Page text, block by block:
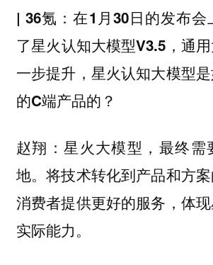
| 36氪：在1月30日的发布
了星火认知大模型V3.5，通
一步提升，星火认知大模型
的C端产品的？
赵翔：星火大模型，最终需
地。将技术转化到产品和方
消费者提供更好的服务，体
实际能力。